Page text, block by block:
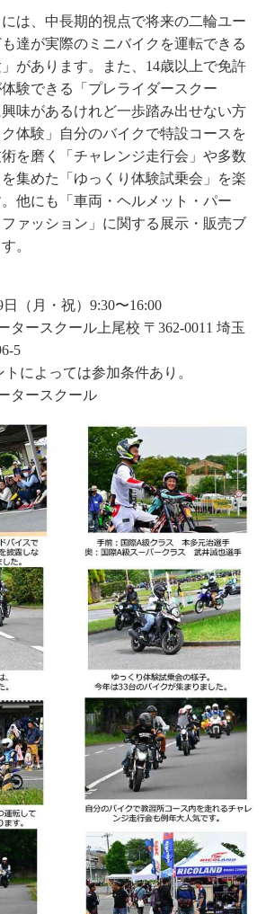
は、中長期的視点で将来の二輪ユー
達が実際のミニバイクを運転できる
」があります。また、14歳以上で免許
験できる「プレライダースクー
味があるけれど一歩踏み出せない方
体験」自分のバイクで特設コースを
を磨く「チャレンジ走行会」や多数
集めた「ゆっくり体験試乗会」を楽
他にも「車両・ヘルメット・パー
ァッション」に関する展示・販売ブ
。
日（月・祝）9:30〜16:00
タースクール上尾校 〒362-0011 埼玉
5
によっては参加条件あり。
タースクール